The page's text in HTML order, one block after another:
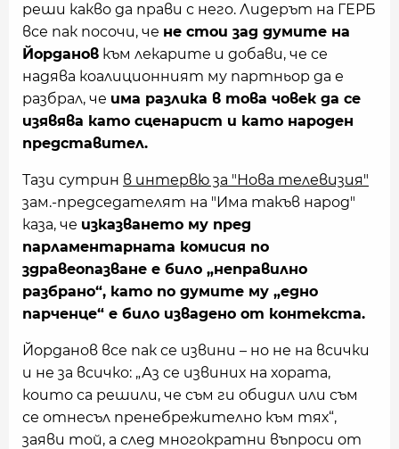
реши какво да прави с него. Лидерът на ГЕРБ
все пак посочи, че не стои зад думите на
Йорданов към лекарите и добави, че се
надява коалиционният му партньор да е
разбрал, че има разлика в това човек да се
изявява като сценарист и като народен
представител.
Тази сутрин в интервю за "Нова телевизия"
зам.-председателят на "Има такъв народ"
каза, че изказването му пред
парламентарната комисия по
здравеопазване е било „неправилно
разбрано“, като по думите му „едно
парченце“ е било извадено от контекста.
Йорданов все пак се извини – но не на всички
и не за всичко: „Аз се извиних на хората,
които са решили, че съм ги обидил или съм
се отнесъл пренебрежително към тях“,
заяви той, а след многократни въпроси от